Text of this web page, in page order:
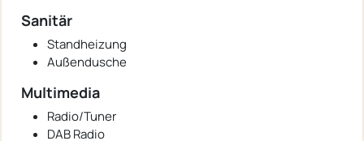
Sanitär
Standheizung
Außendusche
Multimedia
Radio/Tuner
DAB Radio